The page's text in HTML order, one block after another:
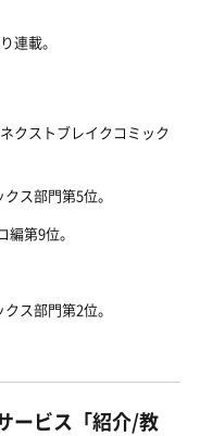
連載。
クストブレイクコミック
ス部門第5位。
第9位。
ス部門第2位。
ービス「紹介/教